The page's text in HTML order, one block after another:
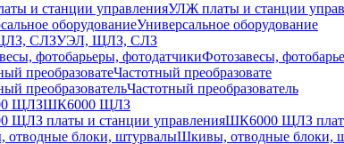
УЛЖ платы и станции
Универсальное оборудование
УЭЛ, ЩЛЗ, СЛЗ
Фотозавесы,
Частотный преобразовате
Частотный преобразователь
ШК6000 ЩЛЗ
ШК6000 ЩЛЗ
Шкивы, отводные блоки,